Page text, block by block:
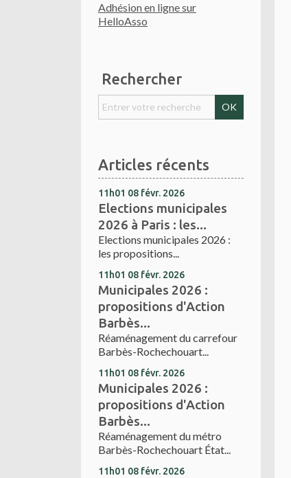
Adhésion en ligne sur
HelloAsso
Rechercher
Articles récents
11h01 08 févr. 2026
Elections municipales
2026 à Paris : les...
Elections municipales 2026 :
les propositions...
11h01 08 févr. 2026
Municipales 2026 :
propositions d'Action
Barbès...
Réaménagement du carrefour
Barbès-Rochechouart...
11h01 08 févr. 2026
Municipales 2026 :
propositions d'Action
Barbès...
Réaménagement du métro
Barbès-Rochechouart État...
11h01 08 févr. 2026